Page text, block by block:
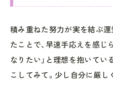
積み重ねた努力が実を結ぶ運
たことで、早速手応えを感じ
なりたい」と理想を抱いてい
こしてみて。少し自分に厳し